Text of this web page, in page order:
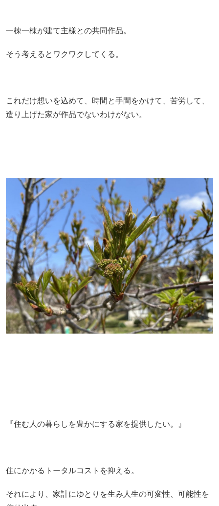
一棟一棟が建て主様との共同作品。
そう考えるとワクワクしてくる。
これだけ想いを込めて、時間と手間をかけて、苦労して、
造り上げた家が作品でないわけがない。
『住む人の暮らしを豊かにする家を提供したい。』
住にかかるトータルコストを抑える。
それにより、家計にゆとりを生み人生の可変性、可能性を